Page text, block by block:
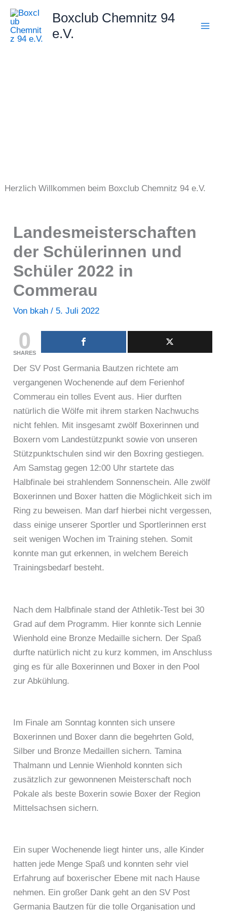
Zum
Inhalt
springen
Boxclub Chemnitz 94
e.V.
Herzlich Willkommen beim Boxclub Chemnitz 94 e.V.
Landesmeisterschaften
der Schülerinnen und
Schüler 2022 in
Commerau
Von bkah/ 5. Juli 2022
0
SHARES
Der SV Post Germania Bautzen richtete am
vergangenen Wochenende auf dem Ferienhof
Commerau ein tolles Event aus. Hier durften
natürlich die Wölfe mit ihrem starken Nachwuchs
nicht fehlen. Mit insgesamt zwölf Boxerinnen und
Boxern vom Landestützpunkt sowie von unseren
Stützpunktschulen sind wir den Boxring gestiegen.
Am Samstag gegen 12:00 Uhr startete das
Halbfinale bei strahlendem Sonnenschein. Alle zwölf
Boxerinnen und Boxer hatten die Möglichkeit sich im
Ring zu beweisen. Man darf hierbei nicht vergessen,
dass einige unserer Sportler und Sportlerinnen erst
seit wenigen Wochen im Training stehen. Somit
konnte man gut erkennen, in welchem Bereich
Trainingsbedarf besteht.
Nach dem Halbfinale stand der Athletik-Test bei 30
Grad auf dem Programm. Hier konnte sich Lennie
Wienhold eine Bronze Medaille sichern. Der Spaß
durfte natürlich nicht zu kurz kommen, im Anschluss
ging es für alle Boxerinnen und Boxer in den Pool
zur Abkühlung.
Im Finale am Sonntag konnten sich unsere
Boxerinnen und Boxer dann die begehrten Gold,
Silber und Bronze Medaillen sichern. Tamina
Thalmann und Lennie Wienhold konnten sich
zusätzlich zur gewonnenen Meisterschaft noch
Pokale als beste Boxerin sowie Boxer der Region
Mittelsachsen sichern.
Ein super Wochenende liegt hinter uns, alle Kinder
hatten jede Menge Spaß und konnten sehr viel
Erfahrung auf boxerischer Ebene mit nach Hause
nehmen. Ein großer Dank geht an den SV Post
Germania Bautzen für die tolle Organisation und